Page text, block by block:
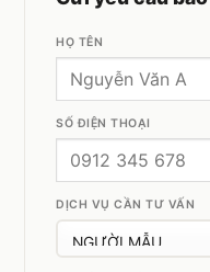
HỌ TÊN
SỐ ĐIỆN THOẠI
DỊCH VỤ CẦN TƯ VẤN